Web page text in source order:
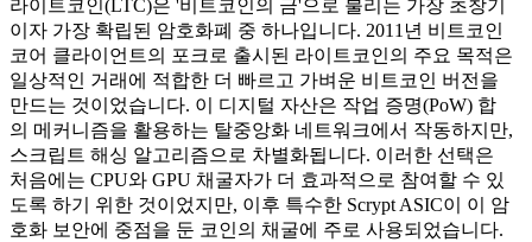
라이트코인(LTC)은 '비트코인의 금'으로 불리는 가장 초창기
이자 가장 확립된 암호화폐 중 하나입니다. 2011년 비트코인
코어 클라이언트의 포크로 출시된 라이트코인의 주요 목적은
일상적인 거래에 적합한 더 빠르고 가벼운 비트코인 버전을
만드는 것이었습니다. 이 디지털 자산은 작업 증명(PoW) 합
의 메커니즘을 활용하는 탈중앙화 네트워크에서 작동하지만,
스크립트 해싱 알고리즘으로 차별화됩니다. 이러한 선택은
처음에는 CPU와 GPU 채굴자가 더 효과적으로 참여할 수 있
도록 하기 위한 것이었지만, 이후 특수한 Scrypt ASIC이 이 암
호화 보안에 중점을 둔 코인의 채굴에 주로 사용되었습니다.